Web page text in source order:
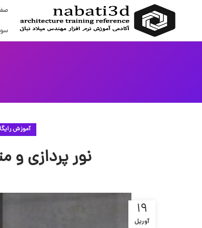
آموزش
نور پردازی
19
آوریل